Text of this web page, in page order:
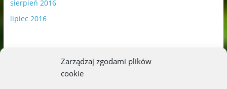
Zarządzaj zgodami plików
cookie
sierpień 2016
lipiec 2016